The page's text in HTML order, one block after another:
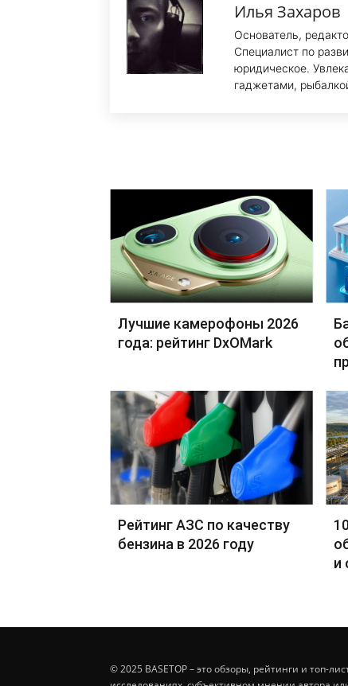
Илья Захаров
Основатель,
Специалист по
юридическое.
гаджетами,
Лучшие камерофоны 2026
года: рейтинг DxOMark
Рейтинг АЗС по качеству
бензина в 2026 году
и
© 2025 BASETOP – это обзоры, рейтинги и топ-